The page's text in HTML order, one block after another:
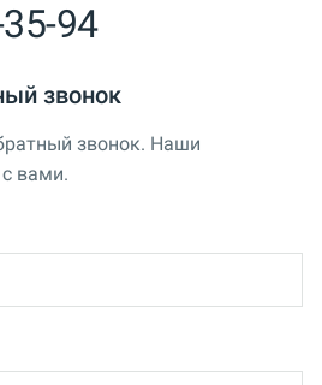
94
звонок
звонок. Наши
вами.